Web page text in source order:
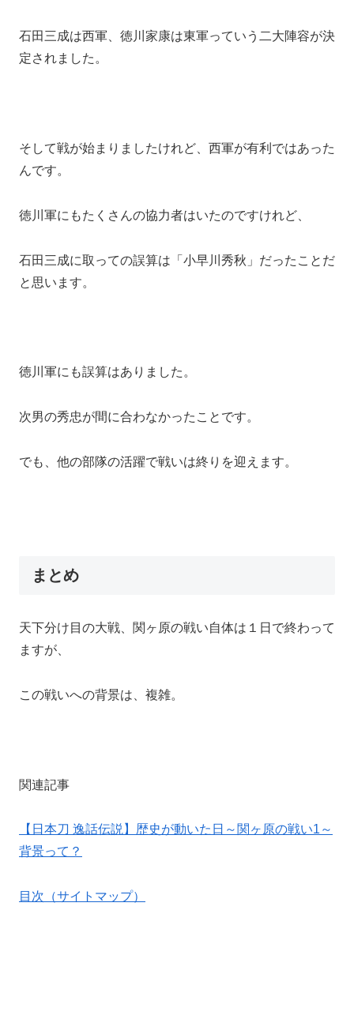
石田三成は西軍、徳川家康は東軍っていう二大陣容が決
定されました。
そして戦が始まりましたけれど、西軍が有利ではあった
んです。
徳川軍にもたくさんの協力者はいたのですけれど、
石田三成に取っての誤算は「小早川秀秋」だったことだ
と思います。
徳川軍にも誤算はありました。
次男の秀忠が間に合わなかったことです。
でも、他の部隊の活躍で戦いは終りを迎えます。
まとめ
天下分け目の大戦、関ヶ原の戦い自体は１日で終わって
ますが、
この戦いへの背景は、複雑。
関連記事
【日本刀 逸話伝説】歴史が動いた日～関ヶ原の戦い1～
背景って？
目次（サイトマップ）